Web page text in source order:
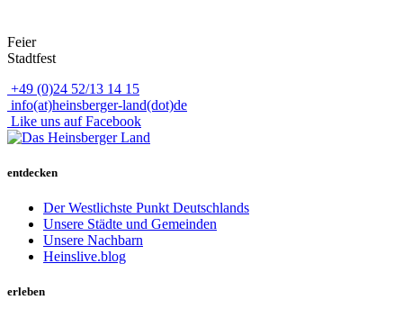
Feier
Stadtfest
+49 (0)24 52/13 14 15
info(at)heinsberger-land(dot)de
Like uns auf Facebook
entdecken
Der Westlichste Punkt Deutschlands
Unsere Städte und Gemeinden
Unsere Nachbarn
Heinslive.blog
erleben